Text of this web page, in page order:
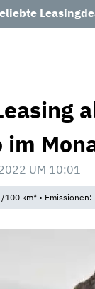
im
2022 UM 10:01
km* •